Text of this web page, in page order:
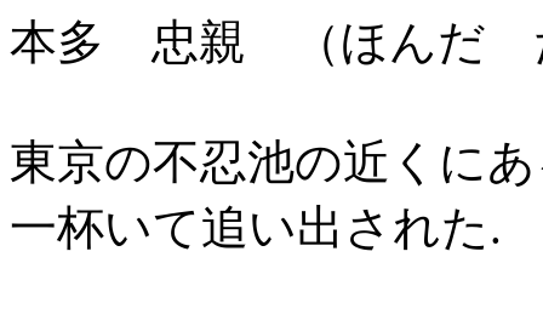
本多 忠親 （ほんだ
東京の不忍池の近くに
一杯いて追い出された.